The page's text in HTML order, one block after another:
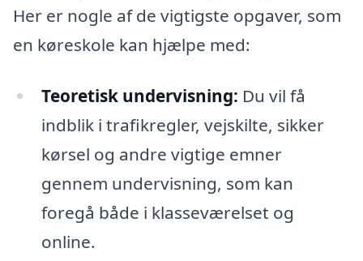
Her er nogle af de vigtigste opgaver, som
en køreskole kan hjælpe med:
Teoretisk undervisning: Du vil få
indblik i trafikregler, vejskilte, sikker
kørsel og andre vigtige emner
gennem undervisning, som kan
foregå både i klasseværelset og
online.